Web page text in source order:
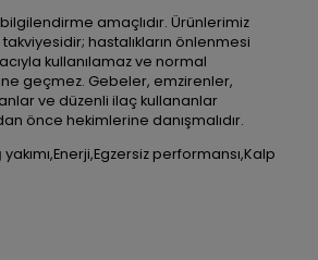
amaçlıdır. Ürünlerimiz
hastalıkların önlenmesi
kullanılamaz ve normal
geçmez. Gebeler, emzirenler,
ve düzenli ilaç kullananlar
önce hekimlerine danışmalıdır.
performansı,Kalp